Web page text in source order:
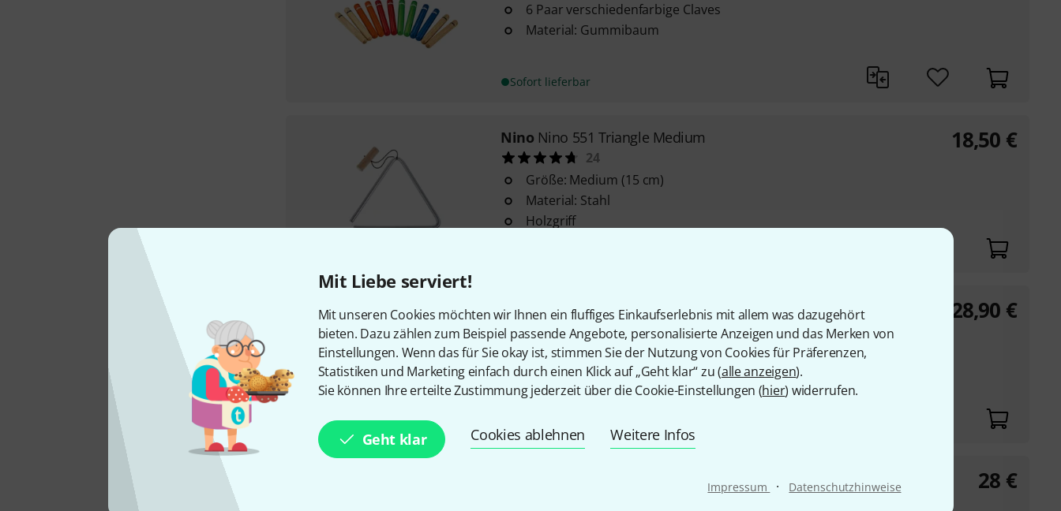
Mit Liebe serviert!
Mit unseren Cookies möchten wir Ihnen ein fluffiges Einkaufserlebnis mit allem was dazugehört
bieten. Dazu zählen zum Beispiel passende Angebote, personalisierte Anzeigen und das Merken von
Einstellungen. Wenn das für Sie okay ist, stimmen Sie der Nutzung von Cookies für Präferenzen,
Statistiken und Marketing einfach durch einen Klick auf „Geht klar“ zu (alle anzeigen).
Sie können Ihre erteilte Zustimmung jederzeit über die Cookie-Einstellungen (hier) widerrufen.
Geht klar Cookies ablehnen Weitere Infos
Impressum · Datenschutzhinweise
6 Paar verschiedenfarbige Claves
Material: Gummibaum
Sofort lieferbar
Nino Nino 551 Triangle Medium
24
Größe: Medium (15 cm)
Material: Stahl
Holzgriff
18,50 €
NinoABS Maracas Set
Set beinhaltet 6 einzelne Maracas (2 x Grün, 2 x Blau,
2 x Rot)
Material: Kunststoff ABS
inkl. Aufbewahrungsbox
28,90 €
28 €